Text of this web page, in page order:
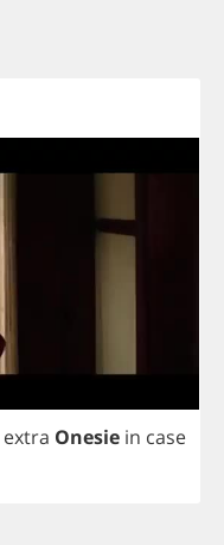
extra Onesie in case